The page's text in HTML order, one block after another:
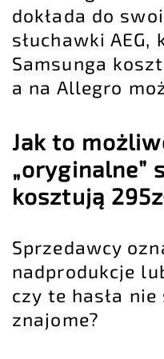
dokłada do
słuchawki
Samsunga
a na Allegro
Jak to
„oryginalne”
kosztują
Sprzedawcy
nadprodukcje
czy te hasła
znajome?